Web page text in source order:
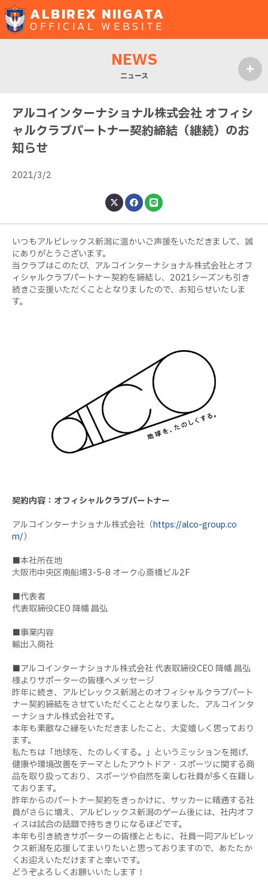
ALBIREX NIIGATA
OFFICIAL WEBSITE
NEWS
ニュース
アルコインターナショナル株式会社 オフィシ
ャルクラブパートナー契約締結（継続）のお
知らせ
2021/3/2
いつもアルビレックス新潟に温かいご声援をいただきまして、誠
にありがとうございます。
当クラブはこのたび、アルコインターナショナル株式会社とオフ
ィシャルクラブパートナー契約を締結し、 2021シーズンも引き
続きご支援いただくこととなりましたので、お知らせいたしま
す。
契約内容：オフィシャルクラブパートナー
アルコインターナショナル株式会社（https://alco-group.co
m/）
■本社所在地
大阪市中央区南船場3-5-8 オーク心斎橋ビル2F
■代表者
代表取締役CEO 降幡 昌弘
■事業内容
輸出入商社
■アルコインターナショナル株式会社 代表取締役CEO 降幡 昌弘
様よりサポーターの皆様へメッセージ
昨年に続き、アルビレックス新潟とのオフィシャルクラブパート
ナー契約締結をさせていただくこととなりました、アルコインタ
ーナショナル株式会社です。
本年も素敵なご縁をいただきましたこと、大変嬉しく思っており
ます。
私たちは「地球を、たのしくする。」というミッションを掲げ、
健康や環境改善をテーマとしたアウトドア・スポーツに関する商
品を取り扱っており、スポーツや自然を楽しむ社員が多く在籍し
ております。
昨年からのパートナー契約をきっかけに、サッカーに精通する社
員がさらに増え、アルビレックス新潟のゲーム後には、社内オフ
ィスは試合の話題で持ちきりになるほどです。
本年も引き続きサポーターの皆様とともに、社員一同アルビレッ
クス新潟を応援してまいりたいと思っておりますので、あたたか
くお迎えいただけますと幸いです。
どうぞよろしくお願いいたします！